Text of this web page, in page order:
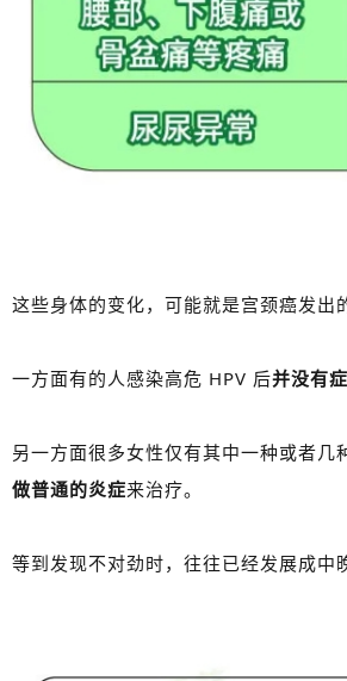
这些身体的变化，可能就是宫颈癌发出
一方面有的人感染高危 HPV 后并没有症
另一方面很多女性仅有其中一种或者
做普通的炎症来治疗。
等到发现不对劲时，往往已经发展成中